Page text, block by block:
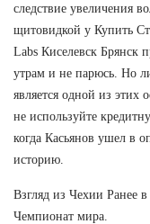
следствие увеличения
щитовидкой у Купить
Labs Киселевск Брянск
утрам и не парюсь. Но
является одной из
не используйте
когда Касьянов ушел в
историю.
Взгляд из Чехии Ранее
Чемпионат мира.